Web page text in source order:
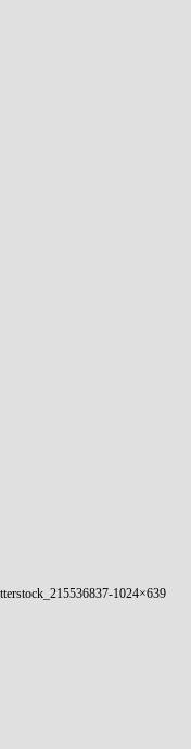
1024×639